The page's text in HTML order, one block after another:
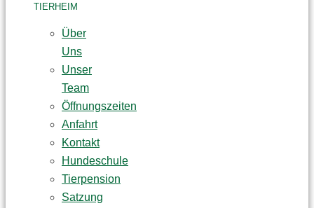
TIERHEIM
Über
Uns
Unser
Team
Öffnungszeiten
Anfahrt
Kontakt
Hundeschule
Tierpension
Satzung